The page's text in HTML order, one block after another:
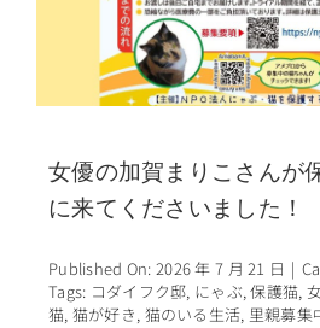
女優の加賀まりこさんが
に来てくださいました！
Published On: 2026 年 7 月 21 日 |
Tags: コダイフク邸, にゃぶ,保護猫,
猫, 猫が好き, 猫のいる生活, 里親募集